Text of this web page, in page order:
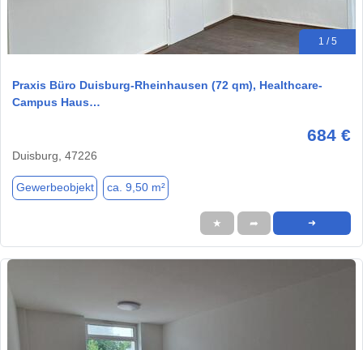
1 / 5
Praxis Büro Duisburg-Rheinhausen (72 qm), Healthcare-
Campus Haus…
684 €
Duisburg, 47226
Gewerbeobjekt ca. 9,50 m²
★ ➦ ➜